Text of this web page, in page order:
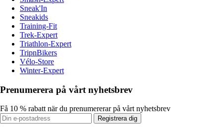
Sneak'In
Sneakids
Training-Fit
Trek-Expert
Triathlon-Expert
TripnBikers
Vélo-Store
Winter-Expert
Prenumerera på vårt nyhetsbrev
Få 10 % rabatt när du prenumererar på vårt nyhetsbrev
Registrera dig